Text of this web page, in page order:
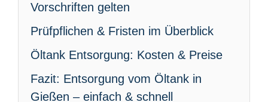
Vorschriften gelten
Prüfpflichen & Fristen im Überblick
Öltank Entsorgung: Kosten & Preise
Fazit: Entsorgung vom Öltank in
Gießen – einfach & schnell